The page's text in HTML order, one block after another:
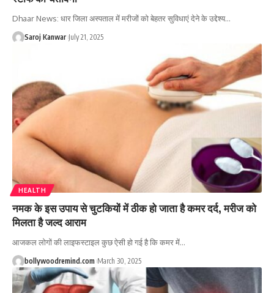
Dhaar News: धार जिला अस्पताल में मरीजों को बेहतर सुविधाएं देने के उद्देश्य…
Saroj Kanwar July 21, 2025
HEALTH
नमक के इस उपाय से चुटकियों में ठीक हो जाता है कमर दर्द, मरीज को
मिलता है जल्द आराम
आजकल लोगों की लाइफस्टाइल कुछ ऐसी हो गई है कि कमर में…
bollywoodremind.com March 30, 2025